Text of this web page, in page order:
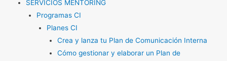
SERVICIOS MENTORING
Programas CI
Planes CI
Crea y lanza tu Plan de Comunicación Interna
Cómo gestionar y elaborar un Plan de